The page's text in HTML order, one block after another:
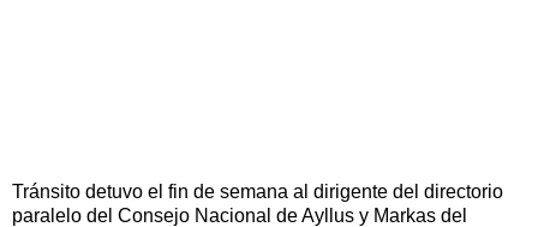
Tránsito detuvo el fin de semana al dirigente del directorio
paralelo del Consejo Nacional de Ayllus y Markas del